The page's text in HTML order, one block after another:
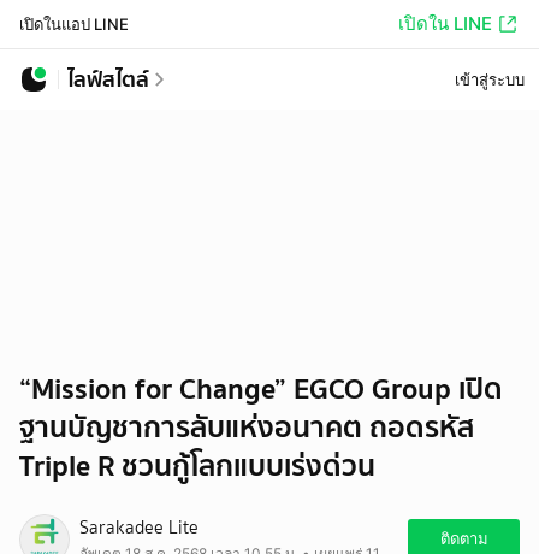
เปิดในแอป LINE เปิดใน LINE
ไลฟ์สไตล์ เข้าสู่ระบบ
“Mission for Change” EGCO Group เปิด
ฐานบัญชาการลับแห่งอนาคต ถอดรหัส
Triple R ชวนกู้โลกแบบเร่งด่วน
Sarakadee Lite ติดตาม